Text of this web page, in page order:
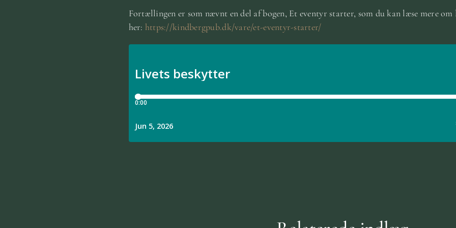
Fortællingen er som nævnt en del af bogen, Et eventyr starter, som du kan læse mere om
her: https://kindbergpub.dk/vare/et-eventyr-starter/